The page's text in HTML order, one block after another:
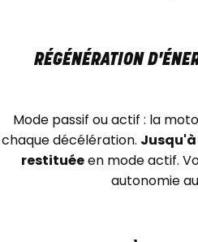
RÉGÉNÉRATION
Mode passif ou actif : la
chaque décélération. Jusqu'à
restituéeen mode actif.
autonomie